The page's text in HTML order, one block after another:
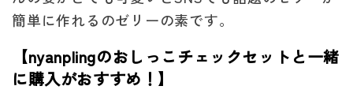
量
減
ら
量
増
や
簡単に作れるのゼリーの素です。
【nyanplingのおしっこチェックセットと一緒
に購入がおすすめ！】